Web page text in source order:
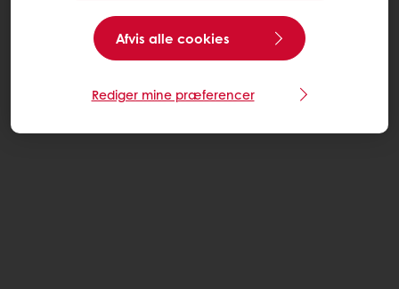
Afvis alle cookies
Rediger mine præferencer